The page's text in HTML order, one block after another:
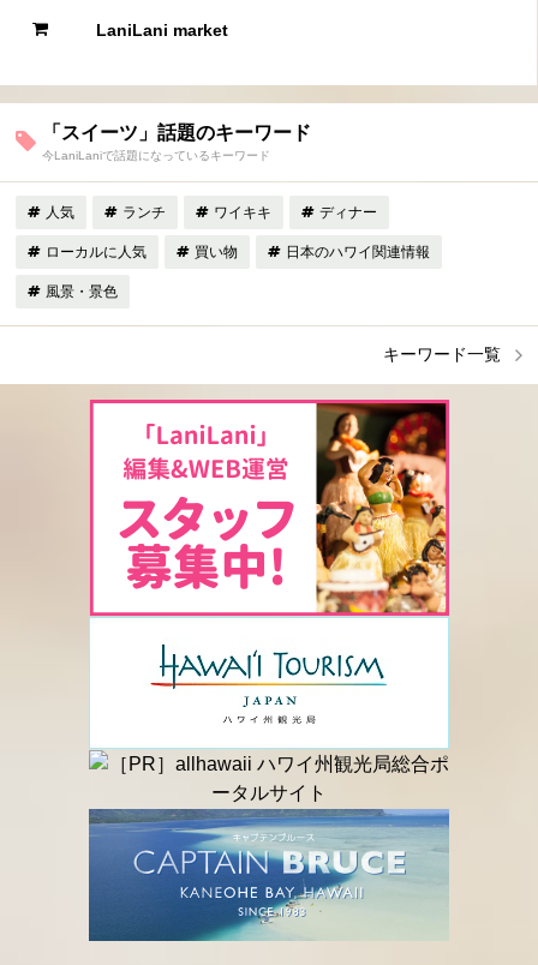
LaniLani market
「スイーツ」話題のキーワード
今LaniLaniで話題になっているキーワード
人気 ランチ ワイキキ ディナー
ローカルに人気 買い物 日本のハワイ関連情報
風景・景色
キーワード一覧